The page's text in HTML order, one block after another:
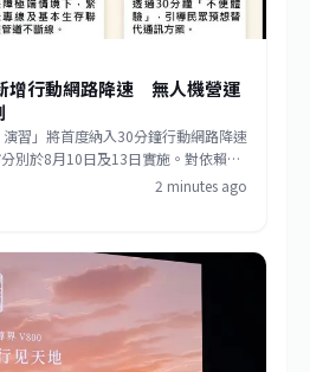
增行動網路降速 無人機營運
演習」將首度納入30分鐘行動網路降速
別於8月10日及13日實施。對依賴行
像的無人機業者而言，這也是檢驗備
運計畫的重要測試。
2 minutes ago